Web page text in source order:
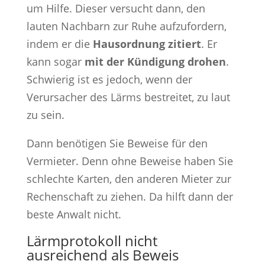
um Hilfe. Dieser versucht dann, den
lauten Nachbarn zur Ruhe aufzufordern,
indem er die Hausordnung zitiert. Er
kann sogar mit der Kündigung drohen.
Schwierig ist es jedoch, wenn der
Verursacher des Lärms bestreitet, zu laut
zu sein.
Dann benötigen Sie Beweise für den
Vermieter. Denn ohne Beweise haben Sie
schlechte Karten, den anderen Mieter zur
Rechenschaft zu ziehen. Da hilft dann der
beste Anwalt nicht.
Lärmprotokoll nicht
ausreichend als Beweis